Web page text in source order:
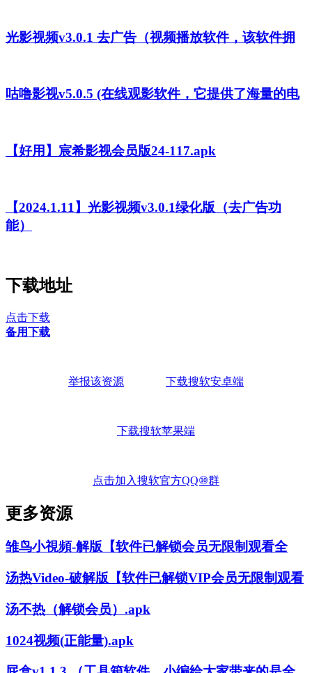
光影视频v3.0.1 去广告（视频播放软件，该软件拥
咕噜影视v5.0.5 (在线观影软件，它提供了海量的电
【好用】宸希影视会员版24-117.apk
【2024.1.11】光影视频v3.0.1绿化版（去广告功
能）
下载地址
点击下载
备用下载
举报该资源 下载搜软安卓端
下载搜软苹果端
点击加入搜软官方QQ⑩群
更多资源
雏鸟小視頻-解版【软件已解锁会员无限制观看全
汤热Video-破解版【软件已解锁VIP会员无限制观看
汤不热（解锁会员）.apk
1024视频(正能量).apk